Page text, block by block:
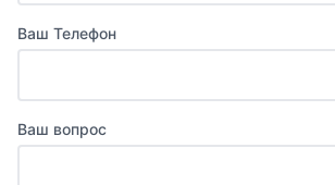
Ваш Телефон
Ваш вопрос